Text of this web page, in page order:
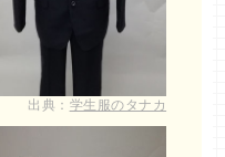
出典： 学生服のタナカ